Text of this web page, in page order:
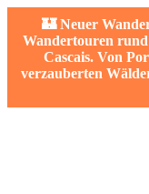
🏰 Neuer
Wandertouren
Cascais. Von
verzauberten